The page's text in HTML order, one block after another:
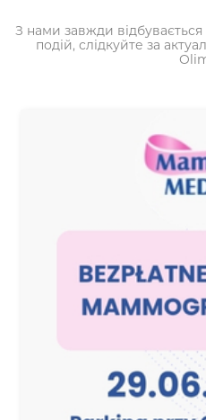
З нами завжди відбувається
подій, слідкуйте за